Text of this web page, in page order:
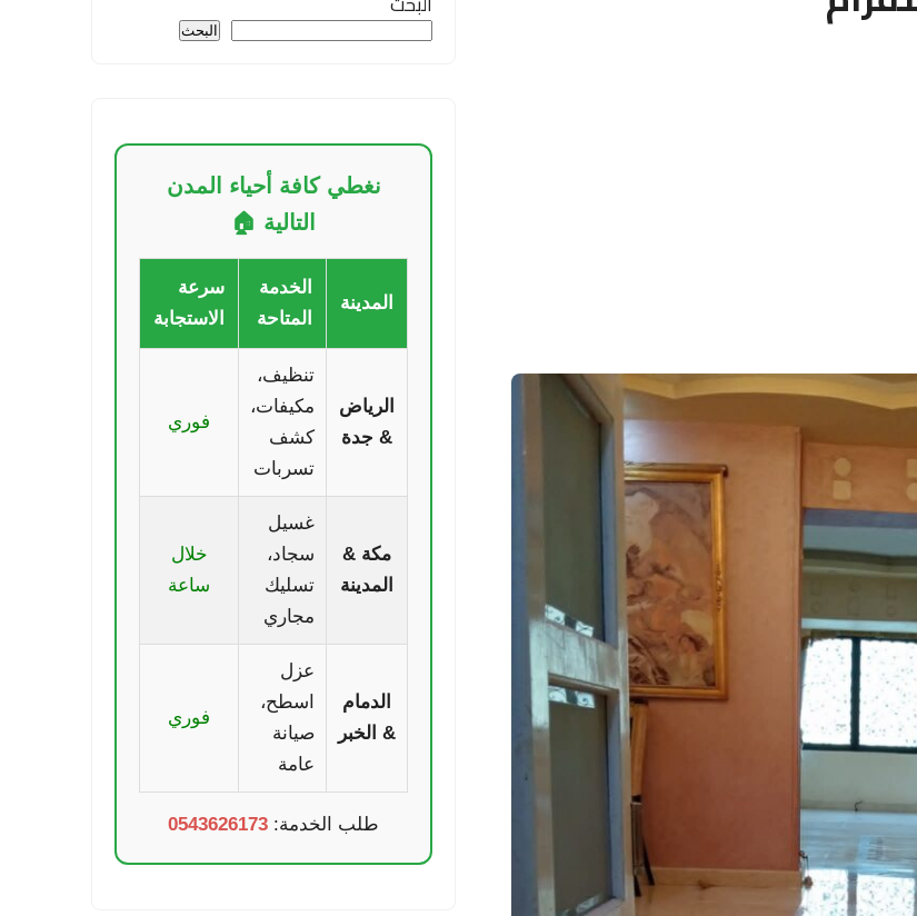
البحث
نغطي كافة أحياء المدن
التالية 🏠
المدينة
الخدمة
المتاحة
سرعة
الاستجابة
الرياض
& جدة
تنظيف،
مكيفات،
كشف
تسربات
فوري
مكة &
المدينة
غسيل
سجاد،
تسليك
مجاري
خلال
ساعة
الدمام
& الخبر
عزل
اسطح،
صيانة
عامة
فوري
طلب الخدمة: 0543626173